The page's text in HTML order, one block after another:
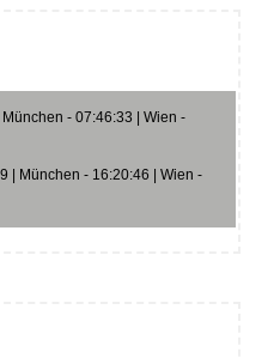
- 07:46:33 | Wien -
| München - 16:20:46 | Wien -